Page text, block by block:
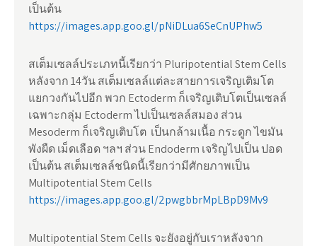
เป็นต้น
https://images.app.goo.gl/pNiDLua6SeCnUPhw5
สเต็มเซลล์ประเภทนี้เรียกว่า Pluripotential Stem Cells
หลังจาก 14วัน สเต็มเซลล์แต่ละสายการเจริญเติมโต
แยกวงกันไปอีก พวก Ectoderm ก็เจริญเติบโตเป็นเซลล์
เฉพาะกลุ่ม Ectoderm ไปเป็นเซลล์สมอง ส่วน
Mesoderm ก็เจริญเติบโต เป็นกล้ามเนื้อ กระดูก ไขมัน
พังผืด เม็ดเลือด ฯลฯ ส่วน Endoderm เจริญไปเป็น ปอด
เป็นต้น สเต็มเซลล์ชนิดนี้เรียกว่ามีศักยภาพเป็น
Multipotential Stem Cells
https://images.app.goo.gl/2pwgbbrMpLBpD9Mv9
Multipotential Stem Cells จะยังอยู่กับเราหลังจาก